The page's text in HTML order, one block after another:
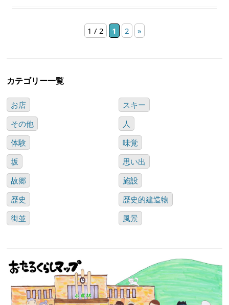
1 / 2 1 2 »
カテゴリー一覧
お店
スキー
その他
人
体験
味覚
坂
思い出
故郷
施設
歴史
歴史的建造物
街並
風景